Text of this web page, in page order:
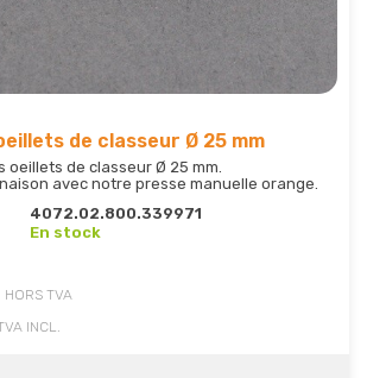
de classeur Ø 25 mm
oeillets de classeur Ø 25 mm.
avec notre presse manuelle orange.
4072.02.800.339971
En stock
HORS TVA
INCL.